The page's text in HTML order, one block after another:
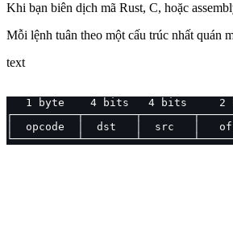
Khi bạn biên dịch mã Rust, C, hoặc
Mỗi lệnh tuân theo một cấu trúc nhất quán
text
1 byte    4 bits   4 bits     2
│  opcode  │  dst   │  src   │